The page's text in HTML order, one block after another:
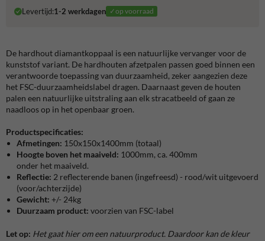
Levertijd:1-2 werkdagen ✓op voorraad
De hardhout diamantkoppaal is een natuurlijke vervanger voor de
kunststof variant. De hardhouten afzetpalen passen goed binnen een
verantwoorde toepassing van duurzaamheid, zeker aangezien deze
het FSC-duurzaamheidslabel dragen. Daarnaast geven de houten
palen een natuurlijke uitstraling aan elk stracatbeeld of gaan ze
naadloos op in het openbaar groen.
Productspecificaties:
Afmetingen: 150x150x1400mm (totaal)
Hoogte boven het maaiveld: 1000mm, ca. 400mm
onder het maaiveld.
Reflectie: 2 reflecterende banen (ingefreesd) - rood/wit uitgevoerd
(voor/achterzijde)
Gewicht: +/- 24kg
Duurzaam product: voorzien van FSC-label
Let op: Het gaat hier om een natuurproduct. Daardoor kan de kleur